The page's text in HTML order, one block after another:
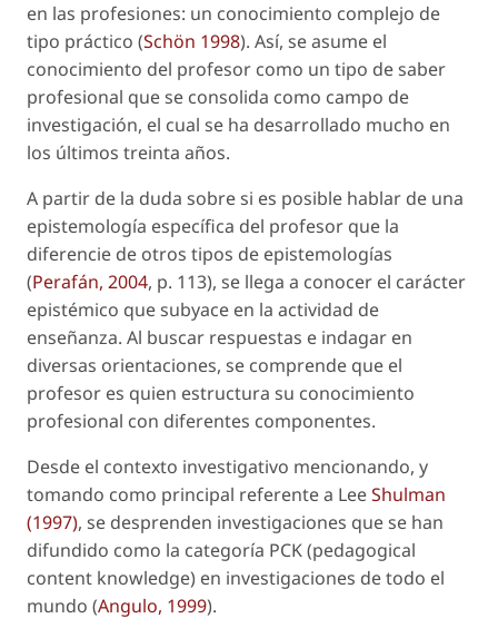
en las profesiones: un conocimiento complejo de
tipo práctico (Schön 1998). Así, se asume el
conocimiento del profesor como un tipo de saber
profesional que se consolida como campo de
investigación, el cual se ha desarrollado mucho en
los últimos treinta años.
A partir de la duda sobre si es posible hablar de una
epistemología específica del profesor que la
diferencie de otros tipos de epistemologías
(Perafán, 2004, p. 113), se llega a conocer el carácter
epistémico que subyace en la actividad de
enseñanza. Al buscar respuestas e indagar en
diversas orientaciones, se comprende que el
profesor es quien estructura su conocimiento
profesional con diferentes componentes.
Desde el contexto investigativo mencionando, y
tomando como principal referente a LeeShulman
(1997), se desprenden investigaciones que se han
difundido como la categoría PCK (pedagogical
content knowledge) en investigaciones de todo el
mundo (Angulo, 1999).